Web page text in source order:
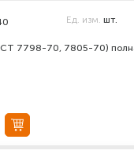
7798-70, 7805-70)
Ед. изм. шт.